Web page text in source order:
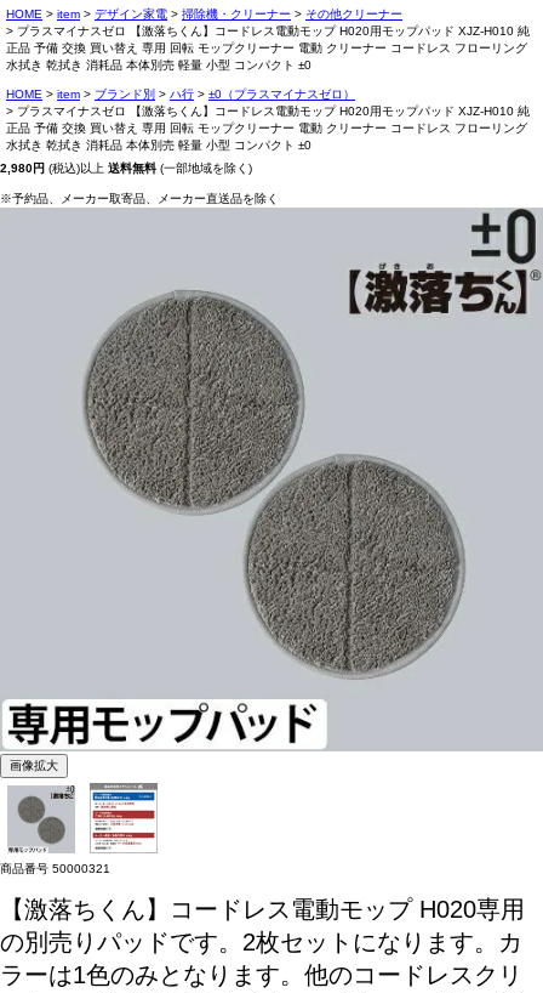
HOME item デザイン家電 掃除機・クリーナー
その他クリーナー
プラスマイナスゼロ 【激落ちくん】コードレス電動モップ H020用モップパッド XJZ-H010 純
正品 予備 交換 買い替え 専用 回転 モップクリーナー 電動 クリーナー コードレス フローリング
水拭き 乾拭き 消耗品 本体別売 軽量 小型 コンパクト ±0
HOME item ブランド別 ハ行
±0（プラスマイナスゼロ）
プラスマイナスゼロ 【激落ちくん】コードレス電動モップ H020用モップパッド XJZ-H010 純
正品 予備 交換 買い替え 専用 回転 モップクリーナー 電動 クリーナー コードレス フローリング
水拭き 乾拭き 消耗品 本体別売 軽量 小型 コンパクト ±0
2,980円 (税込)以上 送料無料 (一部地域を除く)
※予約品、メーカー取寄品、メーカー直送品を除く
画像拡大
商品番号 50000321
【激落ちくん】コードレス電動モップ H020専用
の別売りパッドです。2枚セットになります。カ
ラーは1色のみとなります。他のコードレスクリ